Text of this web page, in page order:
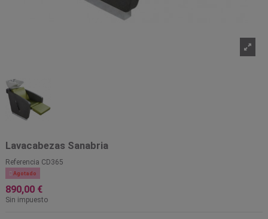
Lavacabezas Sanabria
Referencia CD365
 Agotado
890,00 €
Sin impuesto